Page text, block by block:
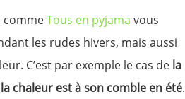
commeTous en pyjama vous
les rudes hivers, mais aussi
C’est par exemple le cas de la
chaleur est à son comble en été.